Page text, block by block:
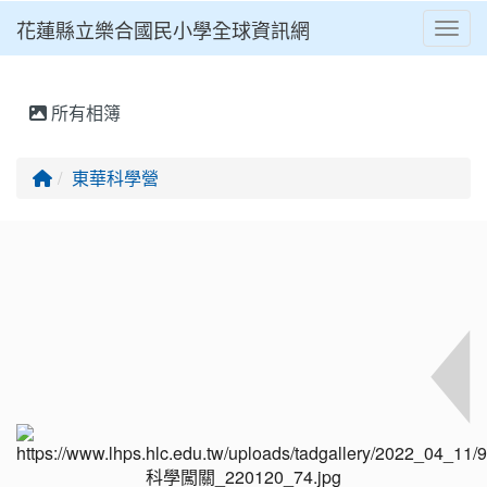
⏸
花蓮縣立樂合國民小學全球資訊網
所有相簿
回首頁
東華科學營